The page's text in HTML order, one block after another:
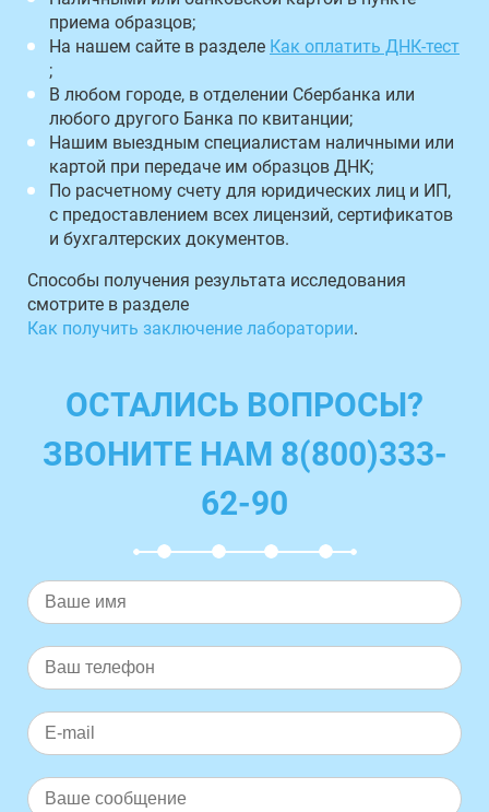
приема образцов;
На нашем сайте в разделе Как оплатить ДНК-тест
;
В любом городе, в отделении Сбербанка или
любого другого Банка по квитанции;
Нашим выездным специалистам наличными или
картой при передаче им образцов ДНК;
По расчетному счету для юридических лиц и ИП,
с предоставлением всех лицензий, сертификатов
и бухгалтерских документов.
Способы получения результата исследования
смотрите в разделе
Как получить заключение лаборатории.
ОСТАЛИСЬ ВОПРОСЫ?
ЗВОНИТЕ НАМ 8(800)333-
62-90